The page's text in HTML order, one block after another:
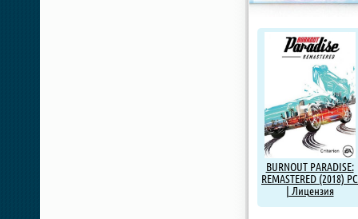
BURNOUT PARADISE:
REMASTERED (2018) PC
| Лицензия